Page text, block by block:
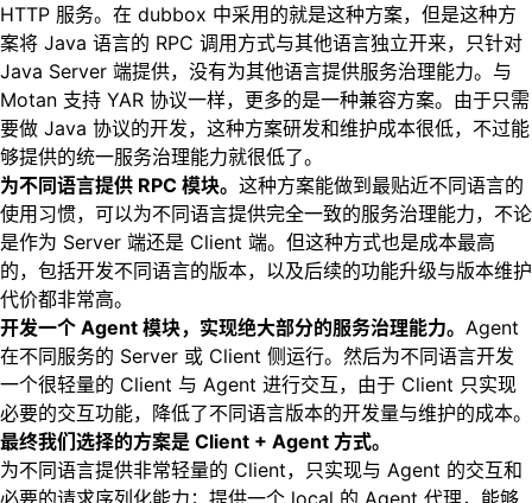
HTTP 服务。在 dubbox 中采用的就是这种方案，但是这种方
案将 Java 语言的 RPC 调用方式与其他语言独立开来，只针对
Java Server 端提供，没有为其他语言提供服务治理能力。与
Motan 支持 YAR 协议一样，更多的是一种兼容方案。由于只需
要做 Java 协议的开发，这种方案研发和维护成本很低，不过能
够提供的统一服务治理能力就很低了。
为不同语言提供 RPC 模块。 这种方案能做到最贴近不同语言的
使用习惯，可以为不同语言提供完全一致的服务治理能力，不论
是作为 Server 端还是 Client 端。但这种方式也是成本最高
的，包括开发不同语言的版本，以及后续的功能升级与版本维护
代价都非常高。
开发一个 Agent 模块，实现绝大部分的服务治理能力。 Agent
在不同服务的 Server 或 Client 侧运行。然后为不同语言开发
一个很轻量的 Client 与 Agent 进行交互，由于 Client 只实现
必要的交互功能，降低了不同语言版本的开发量与维护的成本。
最终我们选择的方案是 Client + Agent 方式。
为不同语言提供非常轻量的 Client，只实现与 Agent 的交互和
必要的请求序列化能力；提供一个 local 的 Agent 代理，能够